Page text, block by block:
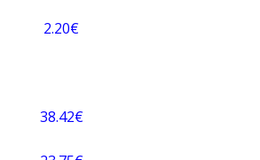
2.20€
38.42€